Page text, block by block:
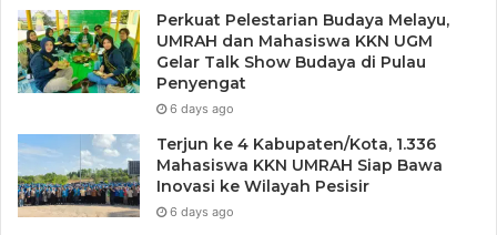
Perkuat Pelestarian Budaya Melayu,
UMRAH dan Mahasiswa KKN UGM
Gelar Talk Show Budaya di Pulau
Penyengat
6 days ago
Terjun ke 4 Kabupaten/Kota, 1.336
Mahasiswa KKN UMRAH Siap Bawa
Inovasi ke Wilayah Pesisir
6 days ago